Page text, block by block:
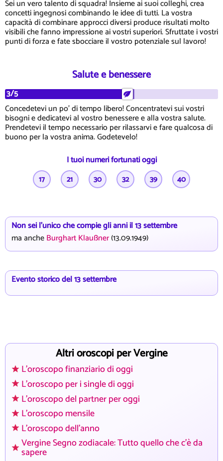
Sei un vero talento di squadra! Insieme ai suoi colleghi, crea
concetti ingegnosi combinando le idee di tutti. La vostra
capacità di combinare approcci diversi produce risultati molto
visibili che fanno impressione ai vostri superiori. Sfruttate i vostri
punti di forza e fate sbocciare il vostro potenziale sul lavoro!
Salute e benessere
3/5
Concedetevi un po' di tempo libero! Concentratevi sui vostri
bisogni e dedicatevi al vostro benessere e alla vostra salute.
Prendetevi il tempo necessario per rilassarvi e fare qualcosa di
buono per la vostra anima. Godetevelo!
I tuoi numeri fortunati oggi
17 21 30 32 39 40
Non sei l'unico che compie gli anni il 13 settembre
ma ancheBurghart Klaußner(13.09.1949)
Evento storico del 13 settembre
Altri oroscopi per Vergine
L'oroscopo finanziario di oggi
L'oroscopo per i single di oggi
L'oroscopo del partner per oggi
L'oroscopo mensile
L'oroscopo dell'anno
Vergine Segno zodiacale: Tutto quello che c'è da
sapere